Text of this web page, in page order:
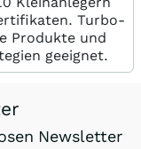
Turbo-
Produkte und
geeignet.
Newsletter